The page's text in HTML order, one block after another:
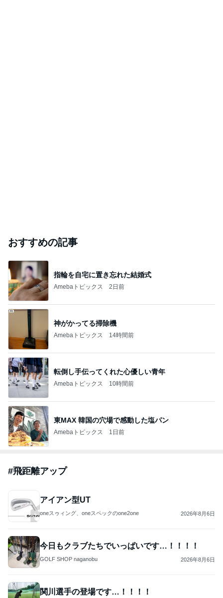
おすすめの記事
指輪を自宅に置き忘れた結婚式
Amebaトピックス 2日前
神がかってる掃除機
Amebaトピックス 14時間前
転倒し手伝ってくれた心優しい青年
Amebaトピックス 10時間前
東MAX 韓国の穴場で感動した塩パン
Amebaトピックス 1日前
#飛距離アップ
アイアン型UT
oneスゥィング、oneスペックのone2one 2026年8月6日
今日もクラブたちでいっぱいです…！！！！
GOLF SHOP naganobu 2026年8月6日
関川選手の登場です…！！！！